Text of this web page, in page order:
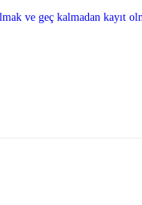
ve geç kalmadan kayıt